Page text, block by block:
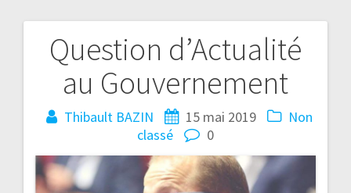
Question d’Actualité
au Gouvernement
Thibault BAZIN 15 mai 2019
Non
classé
0